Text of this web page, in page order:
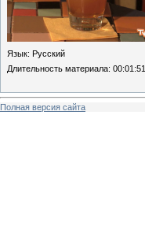
Язык: Русский
Длительность материала: 00:01:51
Полная версия сайта